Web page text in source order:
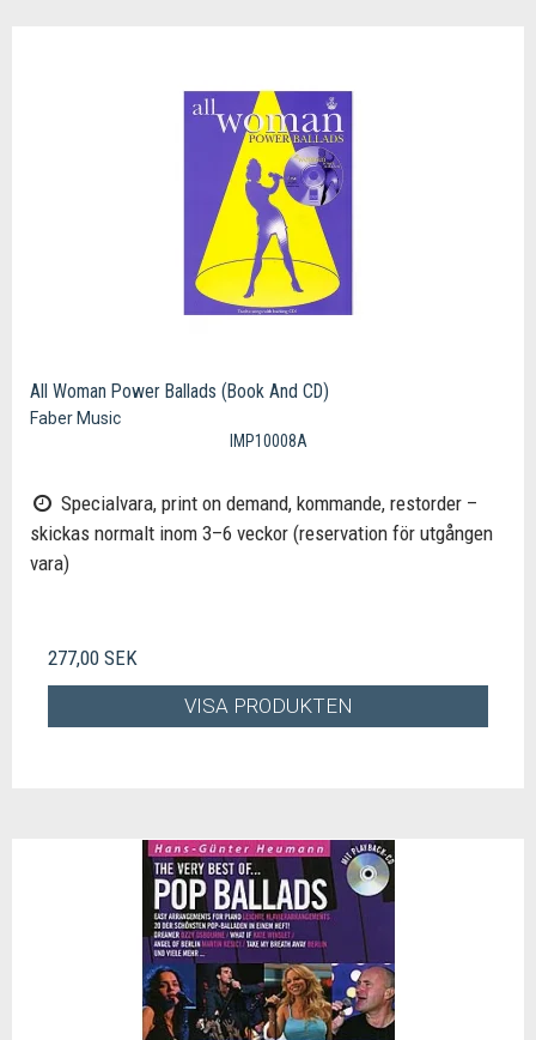
All Woman Power Ballads (Book And CD)
Faber Music
IMP10008A
Specialvara, print on demand, kommande, restorder –
skickas normalt inom 3–6 veckor (reservation för utgången
vara)
277,00 SEK
VISA PRODUKTEN